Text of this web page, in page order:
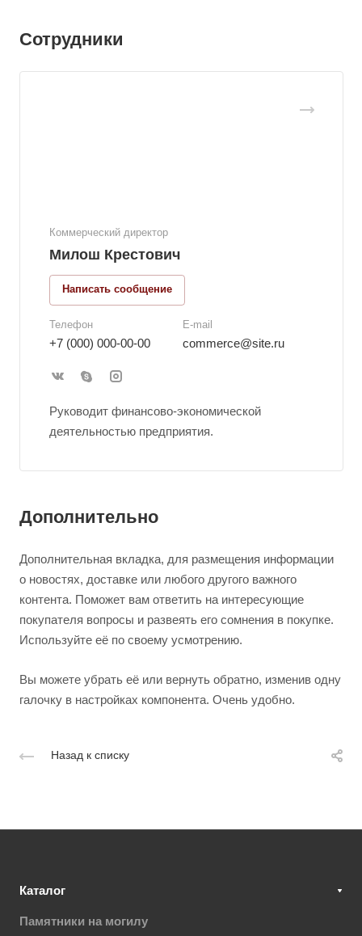
Сотрудники
Коммерческий директор
Милош Крестович
Написать сообщение
Телефон
+7 (000) 000-00-00
E-mail
commerce@site.ru
Руководит финансово-экономической
деятельностью предприятия.
Дополнительно
Дополнительная вкладка, для размещения информации
о новостях, доставке или любого другого важного
контента. Поможет вам ответить на интересующие
покупателя вопросы и развеять его сомнения в покупке.
Используйте её по своему усмотрению.
Вы можете убрать её или вернуть обратно, изменив одну
галочку в настройках компонента. Очень удобно.
Назад к списку
Каталог
Памятники на могилу